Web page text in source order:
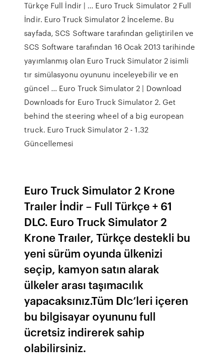
Türkçe Full İndir | … Euro Truck Simulator 2 Full
İndir. Euro Truck Simulator 2 İnceleme. Bu
sayfada, SCS Software tarafından geliştirilen ve
SCS Software tarafından 16 Ocak 2013 tarihinde
yayımlanmış olan Euro Truck Simulator 2 isimli
tır simülasyonu oyununu inceleyebilir ve en
güncel … Euro Truck Simulator 2 | Download
Downloads for Euro Truck Simulator 2. Get
behind the steering wheel of a big european
truck. Euro Truck Simulator 2 - 1.32
Güncellemesi
Euro Truck Simulator 2 Krone
Traıler İndir – Full Türkçe + 61
DLC. Euro Truck Simulator 2
Krone Traıler, Türkçe destekli bu
yeni sürüm oyunda ülkenizi
seçip, kamyon satın alarak
ülkeler arası taşımacılık
yapacaksınız.Tüm Dlc’leri içeren
bu bilgisayar oyununu full
ücretsiz indirerek sahip
olabilirsiniz.